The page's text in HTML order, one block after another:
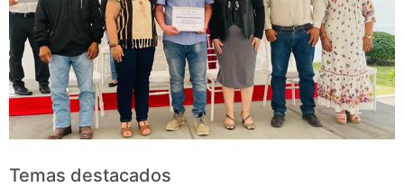
Temas destacados